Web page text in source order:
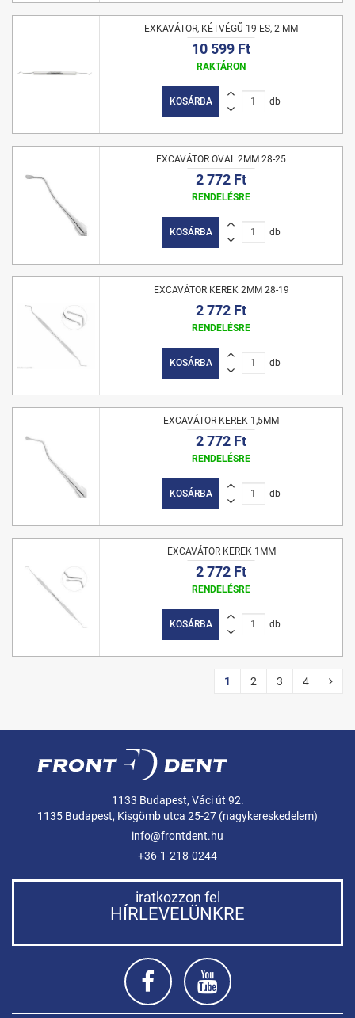
EXKAVÁTOR, KÉTVÉGŰ 19-ES, 2 MM
10 599 Ft
RAKTÁRON
KOSÁRBA db
EXCAVÁTOR OVAL 2MM 28-25
2 772 Ft
RENDELÉSRE
KOSÁRBA db
EXCAVÁTOR KEREK 2MM 28-19
2 772 Ft
RENDELÉSRE
KOSÁRBA db
EXCAVÁTOR KEREK 1,5MM
2 772 Ft
RENDELÉSRE
KOSÁRBA db
EXCAVÁTOR KEREK 1MM
2 772 Ft
RENDELÉSRE
KOSÁRBA db
1 2 3 4
1133 Budapest, Váci út 92.
1135 Budapest, Kisgömb utca 25-27 (nagykereskedelem)
info@frontdent.hu
+36-1-218-0244
iratkozzon fel
HÍRLEVELÜNKRE